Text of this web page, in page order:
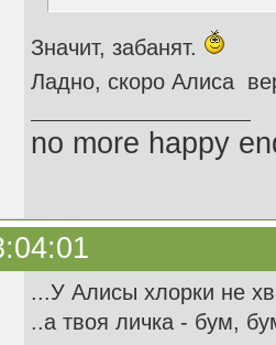
Значит, забанят.
Ладно, скоро Алиса
no more happy
...У Алисы хлорки не
..а твоя личка - бум,